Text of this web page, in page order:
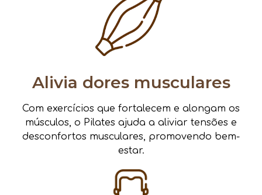
Alivia dores musculares
Com exercícios que fortalecem e alongam os
músculos, o Pilates ajuda a aliviar tensões e
desconfortos musculares, promovendo bem-
estar.